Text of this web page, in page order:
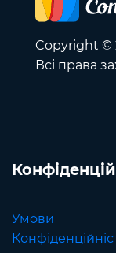
Copyright ©
Всі права
Умови